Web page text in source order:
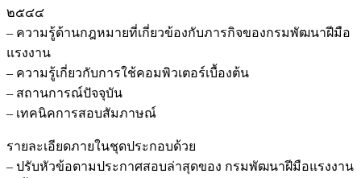
๒๕๔๔
– ความรู้ด้านกฎหมายที่เกี่ยวข้องกับภารกิจของกรมพัฒนาฝีมือ
แรงงาน
– ความรู้เกี่ยวกับการใช้คอมพิวเตอร์เบื้องต้น
– สถานการณ์ปัจจุบัน
– เทคนิคการสอบสัมภาษณ์
รายละเอียดภายในชุดประกอบด้วย
– ปรับหัวข้อตามประกาศสอบล่าสุดของ กรมพัฒนาฝีมือแรงงาน